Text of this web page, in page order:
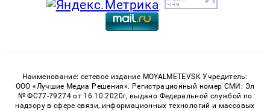
Наименование: сетевое издание MOYALMETEVSK Учредитель:
ООО «Лучшие Медиа Решения». Регистрационный номер СМИ: Эл
№ ФС77-79274 от 16.10.2020г, выдано Федеральной службой по
надзору в сфере связи, информационных технологий и массовых